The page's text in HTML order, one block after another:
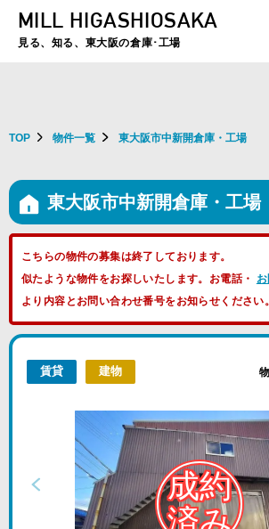
夏季休暇のお知らせ：2026年8月8日(土)～8月16日(
MILL HIGASHIOSAKA
見る、知る、東大阪の倉庫･工場
TOP 物件一覧 東大阪市中新開倉庫・工場
東大阪市中新開倉庫・工場
こちらの物件の募集は終了しております。
似たような物件をお探しいたします。お電話・
より内容とお問い合わせ番号をお知らせください。
賃貸 建物